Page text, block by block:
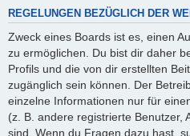
REGELUNGEN BEZÜGLICH DER
Zweck eines Boards ist es, einen
zu ermöglichen. Du bist dir daher
Profils und die von dir erstellten
zugänglich sein können. Der
einzelne Informationen nur für
(z. B. andere registrierte Benutzer,
sind. Wenn du Fragen dazu hast,